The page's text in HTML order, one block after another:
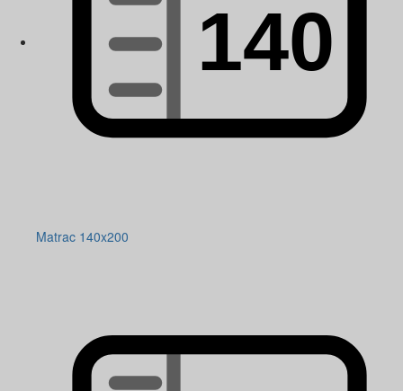
Matrac 140x200